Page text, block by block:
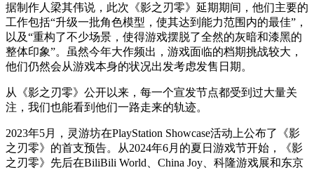
据制作人梁其伟说，此次《影之刃零》延期期间，他们主要的
工作包括“升级一批角色模型，使其达到能力范围内的最佳”，
以及“重构了不少场景，使得游戏摆脱了全然的灰暗和漆黑的
整体印象”。虽然今年大作频出，游戏面临的档期挑战较大，
他们仍然会从游戏本身的状况出发考虑发售日期。
从《影之刃零》公开以来，每一个宣发节点都受到过大量关
注，我们也能看到他们一路走来的轨迹。
2023年5月，灵游坊在PlayStation Showcase活动上公布了《影
之刃零》的首支预告。从2024年6月的夏日游戏节开始，《影
之刃零》先后在BiliBili World、China Joy、科隆游戏展和东京